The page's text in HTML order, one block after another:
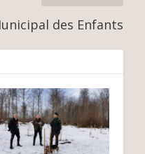
des Enfants